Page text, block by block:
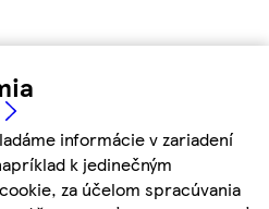
informácie v zariadení
k jedinečným
za účelom spracúvania